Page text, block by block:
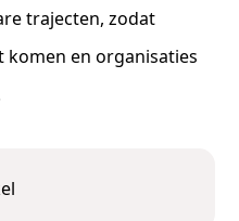
trajecten, zodat
en organisaties